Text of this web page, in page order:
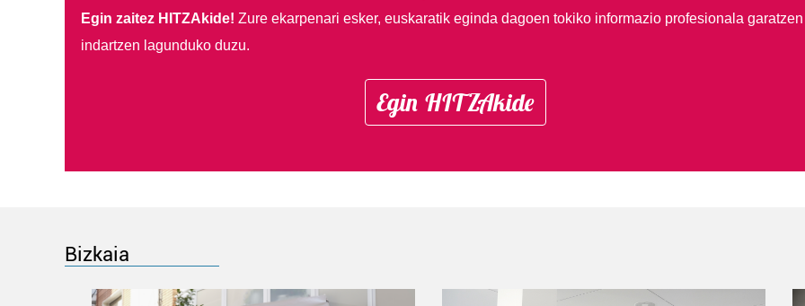
Egin zaitez HITZAkide! Zure ekarpenari esker, euskaratik eginda dagoen tokiko informazio profesionala
indartzen lagunduko duzu.
Egin HITZAkide
Bizkaia